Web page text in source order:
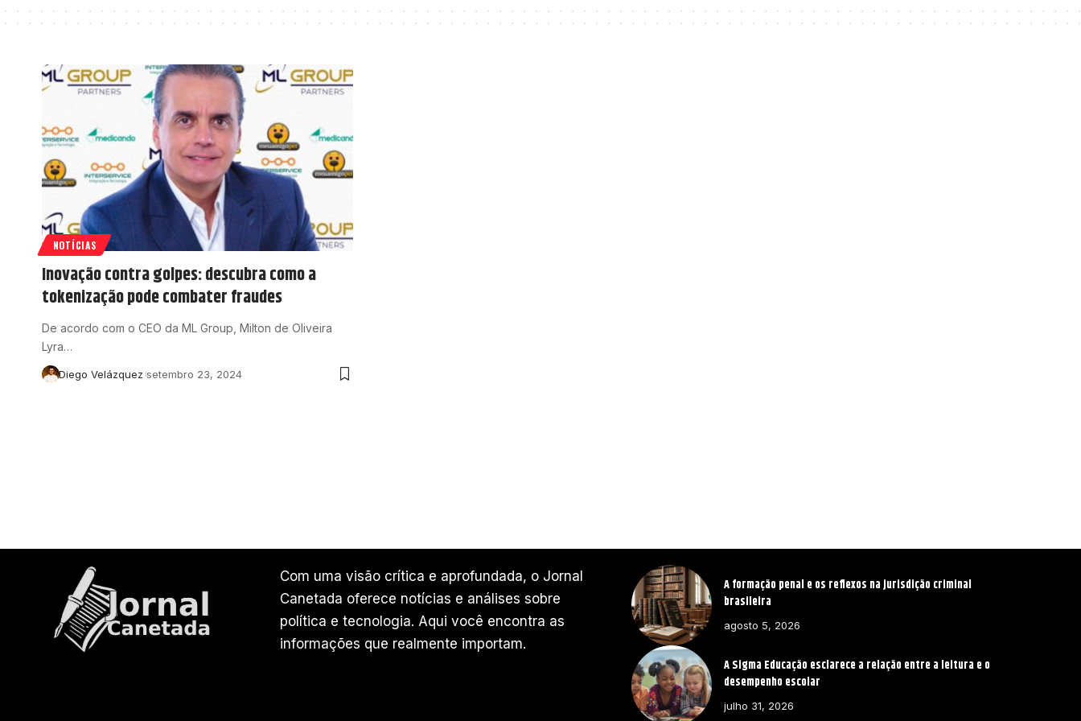
NOTÍCIAS
Inovação contra golpes: descubra como a
tokenização pode combater fraudes
De acordo com o CEO da ML Group, Milton de Oliveira
Lyra…
Diego Velázquez setembro 23, 2024
Com uma visão crítica e aprofundada, o Jornal
Canetada oferece notícias e análises sobre
política e tecnologia. Aqui você encontra as
informações que realmente importam.
A formação penal e os reflexos na jurisdição criminal
brasileira
agosto 5, 2026
A Sigma Educação esclarece a relação entre a leitura e o
desempenho escolar
julho 31, 2026